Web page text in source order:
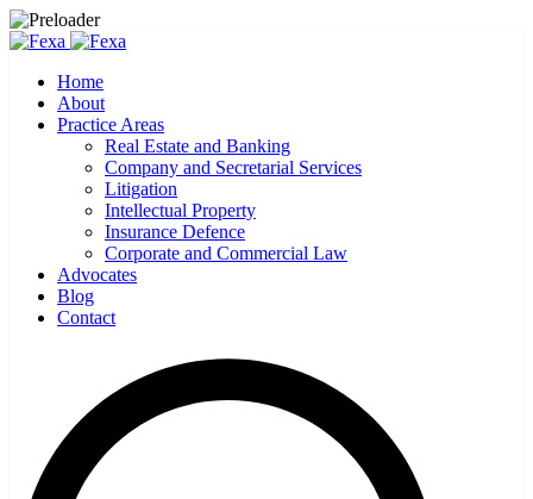
Home
About
Practice Areas
Real Estate and Banking
Company and Secretarial Services
Litigation
Intellectual Property
Insurance Defence
Corporate and Commercial Law
Advocates
Blog
Contact